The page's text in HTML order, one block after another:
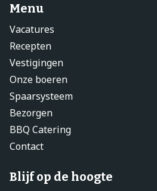
Menu
Vacatures
Recepten
Vestigingen
Onze boeren
Spaarsysteem
Bezorgen
BBQ Catering
Contact
Blijf op de hoogte